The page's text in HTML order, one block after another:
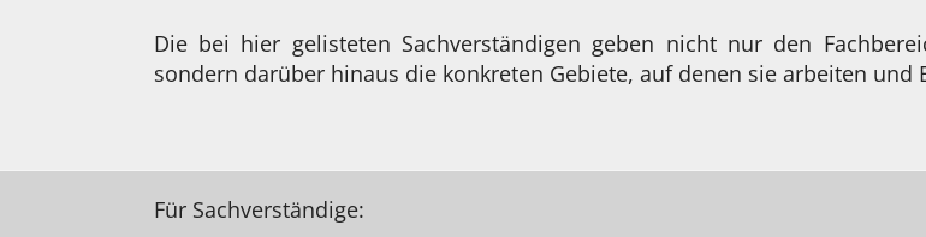
Die bei hier gelisteten Sachverständigen geben nicht nur den
sondern darüber hinaus die konkreten Gebiete, auf denen sie arbeiten und
Für Sachverständige: